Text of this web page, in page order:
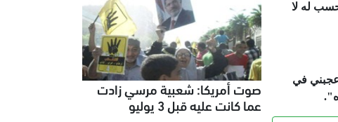
له لا
في
صوت أمريكا: شعبية مرسي زادت
عما كانت عليه قبل 3 يوليو